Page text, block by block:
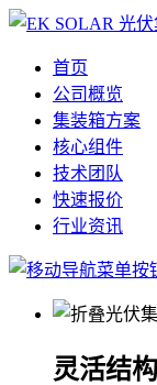
首页
公司概览
集装箱方案
核心组件
技术团队
快速报价
行业资讯
灵活结